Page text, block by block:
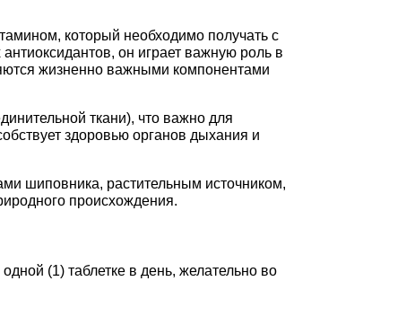
который необходимо получать с
он играет важную роль в
жизненно важными компонентами
ткани), что важно для
здоровью органов дыхания и
шиповника, растительным источником,
происхождения.
(1) таблетке в день, желательно во